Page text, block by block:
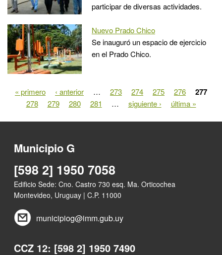
participar de diversas actividades.
Nuevo Prado Chico
Se inauguró un espacio de ejercicio
en el Prado Chico.
Páginas
« primero ‹ anterior … 273 274 275 276 277
278 279 280 281 … siguiente › última »
Municipio G
[598 2] 1950 7058
Edificio Sede: Cno. Castro 730 esq. Ma. Orticochea
Montevideo, Uruguay | C.P. 11000
municipiog@imm.gub.uy
CCZ 12: [598 2] 1950 7490